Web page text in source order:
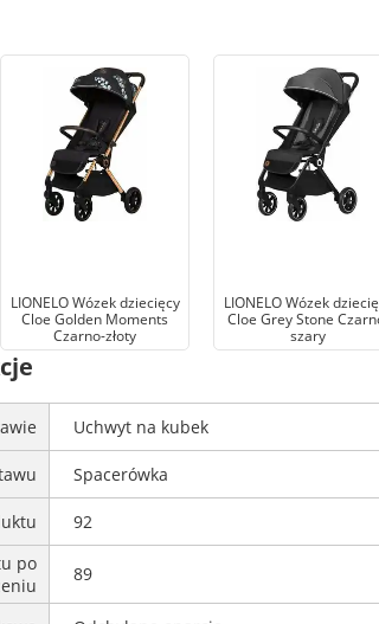
LIONELO Wózek dziecięcy
Cloe Golden Moments
Czarno-złoty
LIONELO Wózek
Cloe Grey Stone
szary
Uchwyt na kubek
Spacerówka
92
po
89